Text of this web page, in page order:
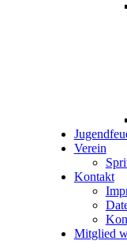
Verein
Kontakt
Mitglied